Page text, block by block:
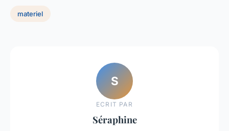
materiel
S
ECRIT PAR
Séraphine